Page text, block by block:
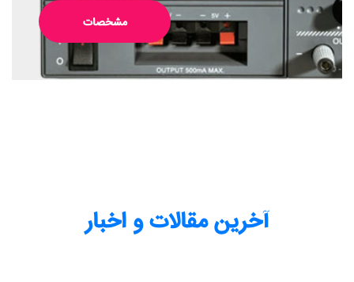
مشخصات
آخرین مقالات و اخبار